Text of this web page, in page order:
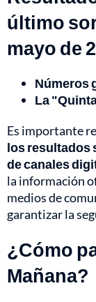
último
mayo de
Números
La
Es importante
los resultados
de canales
la información
medios de
garantizar la
¿Cómo
Mañana?